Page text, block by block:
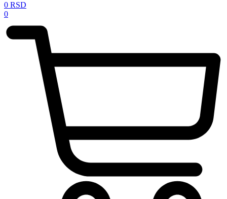
0 RSD
0